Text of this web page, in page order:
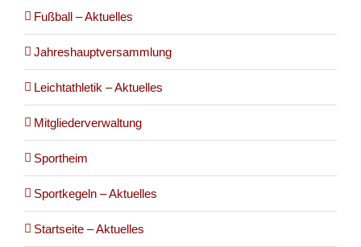
Fußball – Aktuelles
Jahreshauptversammlung
Leichtathletik – Aktuelles
Mitgliederverwaltung
Sportheim
Sportkegeln – Aktuelles
Startseite – Aktuelles